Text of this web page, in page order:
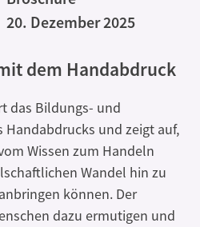
20. Dezember 2025
dem Handabdruck
das Bildungs- und
Handabdrucks und zeigt auf,
Wissen zum Handeln
Wandel hin zu
können. Der
dazu ermutigen und